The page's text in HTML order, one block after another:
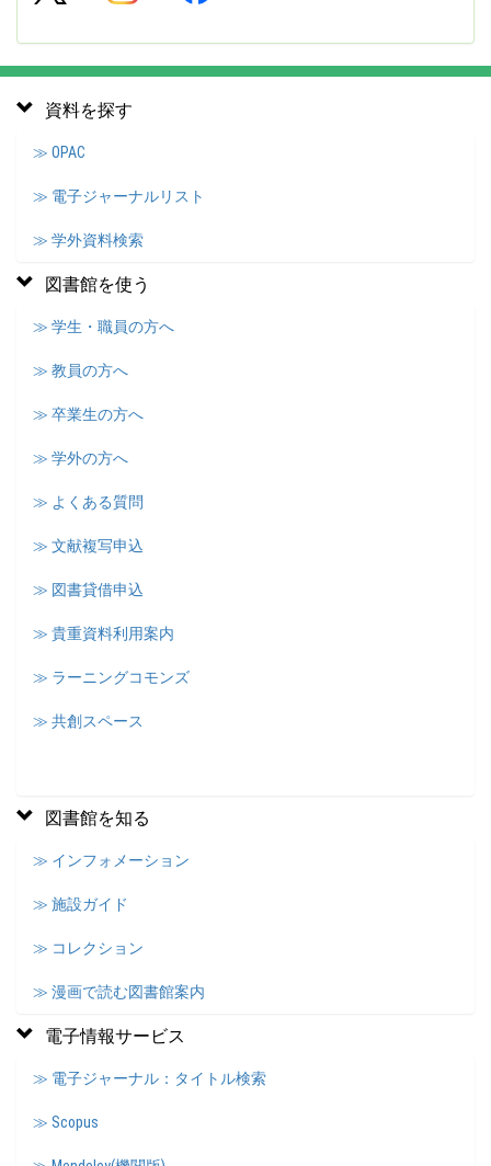
資料を探す
≫ OPAC
≫ 電子ジャーナルリスト
≫ 学外資料検索
図書館を使う
≫ 学生・職員の方へ
≫ 教員の方へ
≫ 卒業生の方へ
≫ 学外の方へ
≫ よくある質問
≫ 文献複写申込
≫ 図書貸借申込
≫ 貴重資料利用案内
≫ ラーニングコモンズ
≫ 共創スペース
図書館を知る
≫ インフォメーション
≫ 施設ガイド
≫ コレクション
≫ 漫画で読む図書館案内
電子情報サービス
≫ 電子ジャーナル：タイトル検索
≫ Scopus